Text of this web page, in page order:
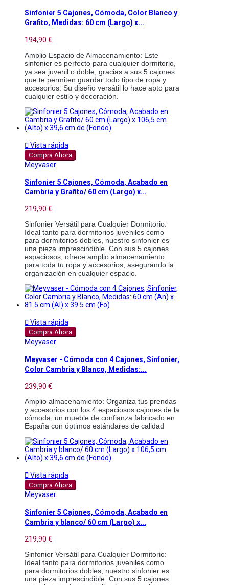
Sinfonier 5 Cajones, Cómoda, Color Blanco y
Grafito, Medidas: 60 cm (Largo) x...
194,90 €
Amplio Espacio de Almacenamiento: Este
sinfonier es perfecto para cualquier dormitorio,
ya sea juvenil o doble, gracias a sus 5 cajones
que te permiten guardar todo tipo de ropa y
accesorios. Su diseño versátil lo hace apto para
cualquier estilo y decoración.
 Vista rápida
Compra Ahora
Meyvaser
Sinfonier 5 Cajones, Cómoda, Acabado en
Cambria y Grafito/ 60 cm (Largo) x...
219,90 €
Sinfonier Versátil para Cualquier Dormitorio:
Ideal tanto para dormitorios juveniles como
para dormitorios dobles, nuestro sinfonier es
una pieza imprescindible. Con sus 5 cajones
espaciosos, ofrece amplio almacenamiento
para toda tu ropa y accesorios, asegurando la
organización en cualquier espacio.
 Vista rápida
Compra Ahora
Meyvaser
Meyvaser - Cómoda con 4 Cajones, Sinfonier,
Color Cambria y Blanco, Medidas:...
239,90 €
Amplio almacenamiento: Organiza tus prendas
y accesorios con los 4 espaciosos cajones de la
cómoda, un mueble de confianza fabricado en
España con óptimos estándares de calidad
 Vista rápida
Compra Ahora
Meyvaser
Sinfonier 5 Cajones, Cómoda, Acabado en
Cambria y blanco/ 60 cm (Largo) x...
219,90 €
Sinfonier Versátil para Cualquier Dormitorio:
Ideal tanto para dormitorios juveniles como
para dormitorios dobles, nuestro sinfonier es
una pieza imprescindible. Con sus 5 cajones